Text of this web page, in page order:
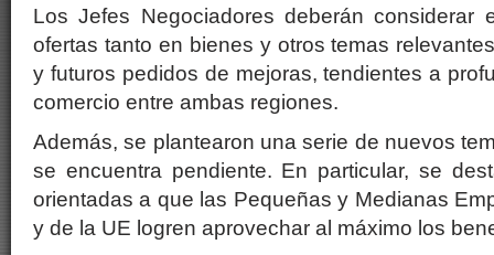
Los Jefes Negociadores deberán considerar
ofertas tanto en bienes y otros temas
y futuros pedidos de mejoras, tendientes a
comercio entre ambas regiones.
Además, se plantearon una serie de nuevos
se encuentra pendiente. En particular, se
orientadas a que las Pequeñas y Medianas
y de la UE logren aprovechar al máximo los